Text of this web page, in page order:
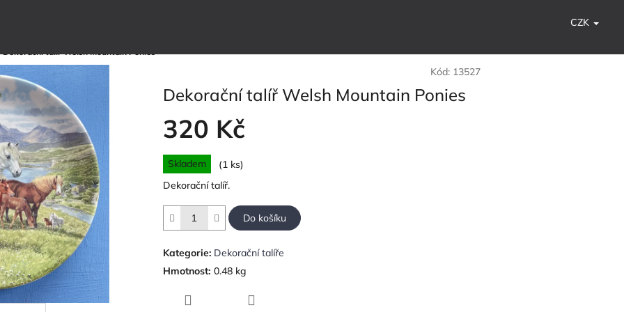
CZK
Kód: 13527
Dekorační talíř Welsh Mountain Ponies
320 Kč
Měrná
cena:
Skladem
(1 ks)
Dekorační talíř.
Do košíku
Kategorie: Dekorační talíře
Hmotnost: 0.48 kg